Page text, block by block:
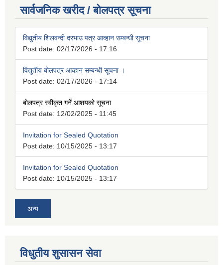
सार्वजनिक खरीद / बोलपत्र सूचना
विद्युतीय शिलवन्दी दरभाउ पत्र आव्हान सम्बन्धी सूचना
Post date: 02/17/2026 - 17:16
विद्युतीय बोलपत्र आव्हान सम्बन्धी सूचना ।
Post date: 02/17/2026 - 17:14
बोलपत्र स्वीकृत गर्ने आशयको सूचना
Post date: 12/02/2025 - 11:45
Invitation for Sealed Quotation
Post date: 10/15/2025 - 13:17
Invitation for Sealed Quotation
Post date: 10/15/2025 - 13:17
अन्य
विधुतीय शुसासन सेवा